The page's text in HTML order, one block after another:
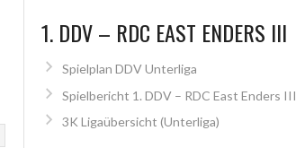
1. DDV – RDC EAST ENDERS III
Spielplan DDV Unterliga
Spielbericht 1. DDV – RDC East Enders III
3K Ligaübersicht (Unterliga)